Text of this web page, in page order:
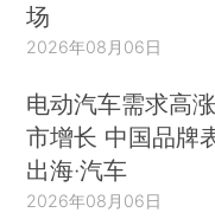
场
2026年08月06日
电动汽车需求高
市增长 中国品牌
出海·汽车
2026年08月06日